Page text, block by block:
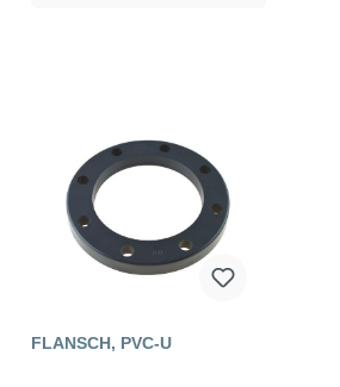
FLANSCH, PVC-U